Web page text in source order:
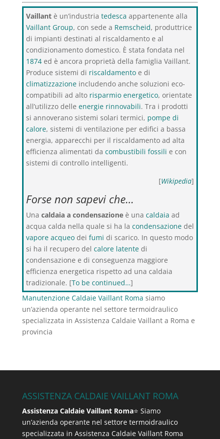
Vaillantè un’industria tedesca appartenente alla
Vaillant Group, con sede a Remscheid, produttrice
di impianti destinati al riscaldamento e al
condizionamento domestico. È stata fondata nel
1874ed è ancora proprietà della famiglia Vaillant.
Produce sistemi di riscaldamentoe di
climatizzazioneincludendo anche soluzioni eco-
compatibili ad alto risparmio energetico, orientate
all’utilizzo delle energie rinnovabili. Tra i prodotti
si annoverano sistemi solari termici, pompe di
calore, sistemi di ventilazione per edifici a bassa
energia, apparecchi per il riscaldamento ad alta
efficienza alimentati da combustibili fossili e con
sistemi di controllo intelligenti.
[Wikipedia]
Forse non sapevi che…
Una caldaia a condensazioneè una caldaia ad
acqua calda nella quale si ha la condensazionedel
vapore acqueodei fumi di scarico. In questo modo
si ha il recupero del calore latentedi
condensazione e di conseguenza maggiore
efficienza energetica rispetto ad una caldaia
tradizionale. [To be continued…]
Manutenzione Caldaie Vaillant Roma siamo
un’azienda operante nel settore termoidraulico
specializzata in Assistenza Caldaie Vaillant a Roma e
provincia
ASSISTENZA CALDAIE VAILLANT ROMA
Assistenza Caldaie Vaillant Roma⭐ Siamo
un’azienda operante nel settore termoidraulico
specializzata in Assistenza Caldaie Vaillant Roma